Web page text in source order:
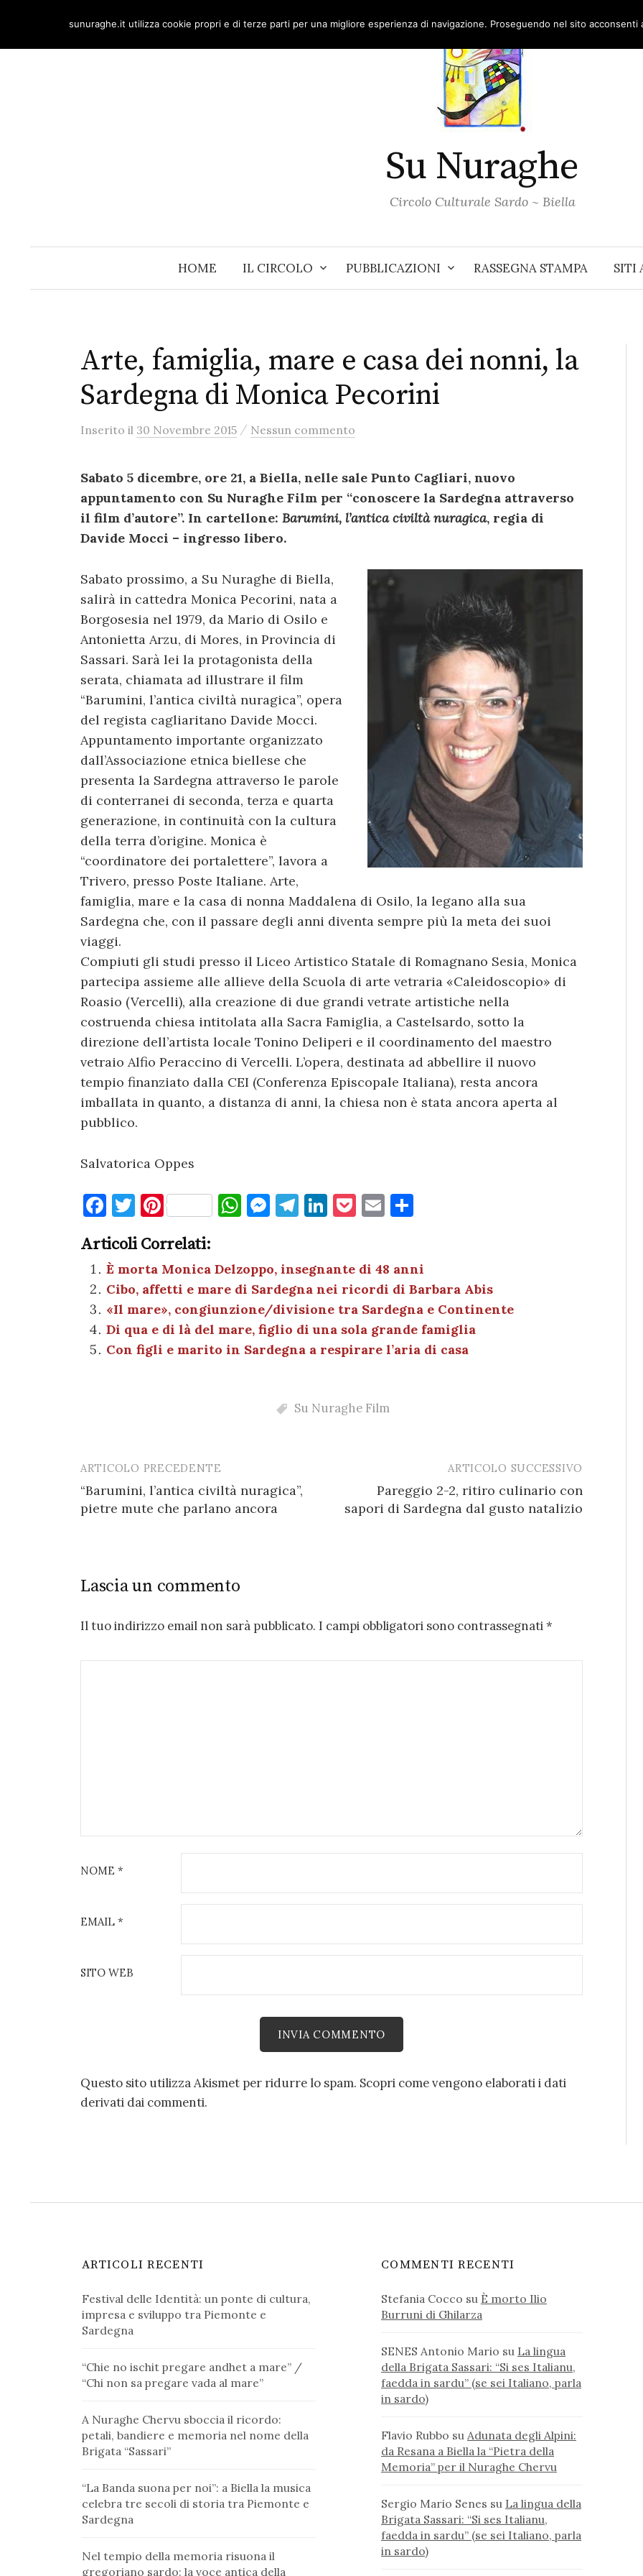
content
Su Nuraghe
Circolo Culturale Sardo ~ Biella
HOME IL CIRCOLO PUBBLICAZIONI RASSEGNA STAMPA SITI
Arte, famiglia, mare e casa dei nonni, la
Sardegna di Monica Pecorini
Inserito il 30 Novembre 2015 / Nessun commento
Sabato 5 dicembre, ore 21, a Biella, nelle sale Punto Cagliari, nuovo
appuntamento con Su Nuraghe Film per “conoscere la Sardegna attraverso
il film d’autore”. In cartellone: Barumini, l’antica civiltà nuragica, regia di
Davide Mocci – ingresso libero.
Sabato prossimo, a Su Nuraghe di Biella,
salirà in cattedra Monica Pecorini, nata a
Borgosesia nel 1979, da Mario di Osilo e
Antonietta Arzu, di Mores, in Provincia di
Sassari. Sarà lei la protagonista della
serata, chiamata ad illustrare il film
“Barumini, l’antica civiltà nuragica”, opera
del regista cagliaritano Davide Mocci.
Appuntamento importante organizzato
dall’Associazione etnica biellese che
presenta la Sardegna attraverso le parole
di conterranei di seconda, terza e quarta
generazione, in continuità con la cultura
della terra d’origine. Monica è
“coordinatore dei portalettere”, lavora a
Trivero, presso Poste Italiane. Arte,
famiglia, mare e la casa di nonna Maddalena di Osilo, la legano alla sua
Sardegna che, con il passare degli anni diventa sempre più la meta dei suoi
viaggi.
Compiuti gli studi presso il Liceo Artistico Statale di Romagnano Sesia, Monica
partecipa assieme alle allieve della Scuola di arte vetraria «Caleidoscopio» di
Roasio (Vercelli), alla creazione di due grandi vetrate artistiche nella
costruenda chiesa intitolata alla Sacra Famiglia, a Castelsardo, sotto la
direzione dell’artista locale Tonino Deliperi e il coordinamento del maestro
vetraio Alfio Peraccino di Vercelli. L’opera, destinata ad abbellire il nuovo
tempio finanziato dalla CEI (Conferenza Episcopale Italiana), resta ancora
imballata in quanto, a distanza di anni, la chiesa non è stata ancora aperta al
pubblico.
Salvatorica Oppes
F
a
c
e
b
o
o
T
w
it
te
r
Pi
nt
er
es
t
W
s
A
p
p
M
n
g
er
T
gr
a
m
Li
e
dI
n
P
k
et
E
l di
vi
di
Articoli Correlati:
È morta Monica Delzoppo, insegnante di 48 anni
Cibo, affetti e mare di Sardegna nei ricordi di Barbara Abis
«Il mare», congiunzione/divisione tra Sardegna e Continente
Di qua e di là del mare, figlio di una sola grande famiglia
Con figli e marito in Sardegna a respirare l’aria di casa
Su Nuraghe Film
Post
navigation
ARTICOLO PRECEDENTE
“Barumini, l’antica civiltà nuragica”,
pietre mute che parlano ancora
ARTICOLO SUCCESSIVO
Pareggio 2-2, ritiro culinario con
sapori di Sardegna dal gusto natalizio
Lascia un commento
Il tuo indirizzo email non sarà pubblicato. I campi obbligatori sono contrassegnati*
NOME *
EMAIL *
SITO WEB
Questo sito utilizza Akismet per ridurre lo spam. Scopri come vengono elaborati i dati
derivati dai commenti.
ARTICOLI RECENTI
Festival delle Identità: un ponte di cultura,
impresa e sviluppo tra Piemonte e
Sardegna
“Chie no ischit pregare andhet a mare” /
“Chi non sa pregare vada al mare”
A Nuraghe Chervu sboccia il ricordo:
petali, bandiere e memoria nel nome della
Brigata “Sassari”
“La Banda suona per noi”: a Biella la musica
celebra tre secoli di storia tra Piemonte e
Sardegna
Nel tempio della memoria risuona il
gregoriano sardo: la voce antica della
COMMENTI RECENTI
Stefania Cocco su È morto Ilio
Burruni di Ghilarza
SENES Antonio Mario su La lingua
della Brigata Sassari: “Si ses Italianu,
faedda in sardu” (se sei Italiano, parla
in sardo)
Flavio Rubbo su Adunata degli Alpini:
da Resana a Biella la “Pietra della
Memoria” per il Nuraghe Chervu
Sergio Mario Senes su La lingua della
Brigata Sassari: “Si ses Italianu,
faedda in sardu” (se sei Italiano, parla
in sardo)
sunuraghe.it utilizza cookie propri e di terze parti per una migliore esperienza di navigazione. Proseguendo nel sito acconsenti